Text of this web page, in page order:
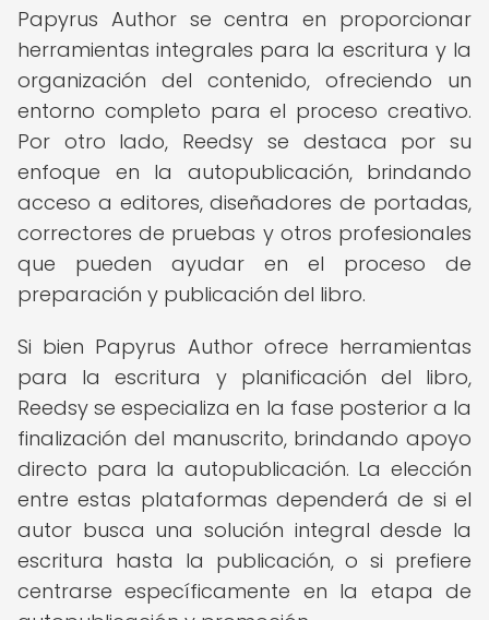
Papyrus Author se centra en proporcionar
herramientas integrales para la escritura y la
organización del contenido, ofreciendo un
entorno completo para el proceso creativo.
Por otro lado, Reedsy se destaca por su
enfoque en la autopublicación, brindando
acceso a editores, diseñadores de portadas,
correctores de pruebas y otros profesionales
que pueden ayudar en el proceso de
preparación y publicación del libro.
Si bien Papyrus Author ofrece herramientas
para la escritura y planificación del libro,
Reedsy se especializa en la fase posterior a la
finalización del manuscrito, brindando apoyo
directo para la autopublicación. La elección
entre estas plataformas dependerá de si el
autor busca una solución integral desde la
escritura hasta la publicación, o si prefiere
centrarse específicamente en la etapa de